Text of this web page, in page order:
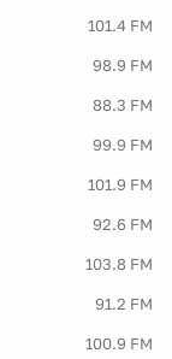
101.4 FM
98.9 FM
88.3 FM
99.9 FM
101.9 FM
92.6 FM
103.8 FM
91.2 FM
100.9 FM